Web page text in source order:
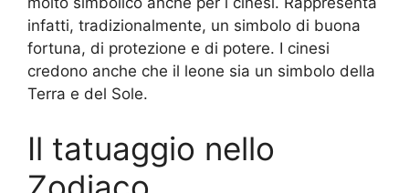
infatti, tradizionalmente, un simbolo di buona
fortuna, di protezione e di potere. I cinesi
credono anche che il leone sia un simbolo della
Terra e del Sole.
Il tatuaggio nello